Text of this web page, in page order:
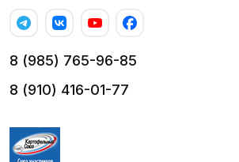
8 (985) 765-96-85
8 (910) 416-01-77